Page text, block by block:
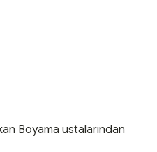
Boyama ustalarından